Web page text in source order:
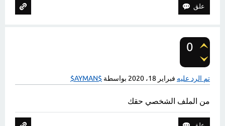
0
تم الرد عليه فبراير 18، 2020 بواسطة $AYMAN$
من الملف الشخصي حقك